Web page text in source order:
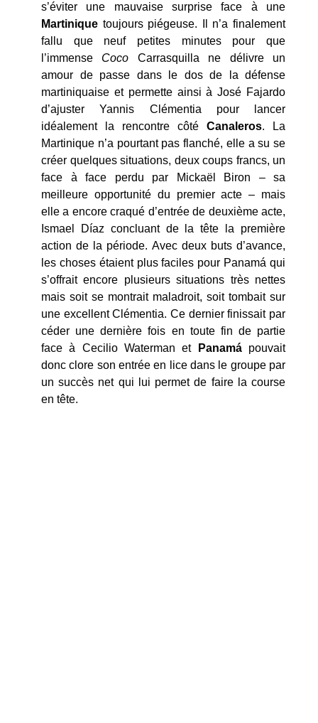
s’éviter une mauvaise surprise face à une
Martinique toujours piégeuse. Il n’a finalement
fallu que neuf petites minutes pour que
l’immense Coco Carrasquilla ne délivre un
amour de passe dans le dos de la défense
martiniquaise et permette ainsi à José Fajardo
d’ajuster Yannis Clémentia pour lancer
idéalement la rencontre côté Canaleros. La
Martinique n’a pourtant pas flanché, elle a su se
créer quelques situations, deux coups francs, un
face à face perdu par Mickaël Biron – sa
meilleure opportunité du premier acte – mais
elle a encore craqué d’entrée de deuxième acte,
Ismael Díaz concluant de la tête la première
action de la période. Avec deux buts d’avance,
les choses étaient plus faciles pour Panamá qui
s’offrait encore plusieurs situations très nettes
mais soit se montrait maladroit, soit tombait sur
une excellent Clémentia. Ce dernier finissait par
céder une dernière fois en toute fin de partie
face à Cecilio Waterman et
Panamápouvait
donc clore son entrée en lice dans le groupe par
un succès net qui lui permet de faire la course
en tête.